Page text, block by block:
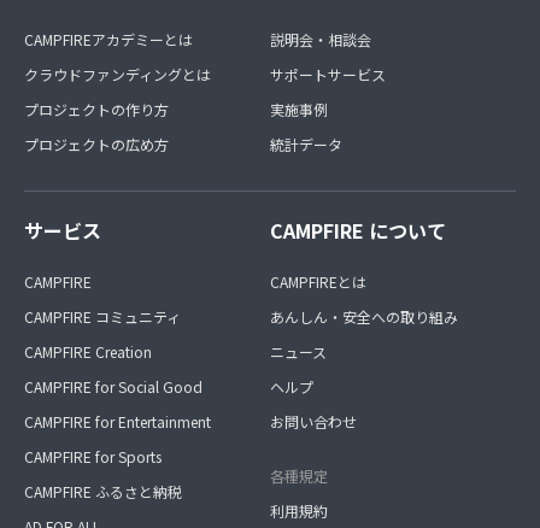
CAMPFIREアカデミーとは
クラウドファンディングとは
プロジェクトの作り方
プロジェクトの広め方
説明会・相談会
サポートサービス
実施事例
統計データ
サービス
CAMPFIRE
CAMPFIRE コミュニティ
CAMPFIRE Creation
CAMPFIRE for Social Good
CAMPFIRE for Entertainment
CAMPFIRE for Sports
CAMPFIRE ふるさと納税
CAMPFIRE について
CAMPFIREとは
あんしん・安全への取り組み
ニュース
ヘルプ
お問い合わせ
各種規定
利用規約